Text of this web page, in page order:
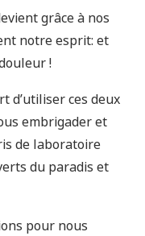
grâce à nos
notre esprit: et
!
d’utiliser ces deux
embrigader et
de laboratoire
du paradis et
pour nous